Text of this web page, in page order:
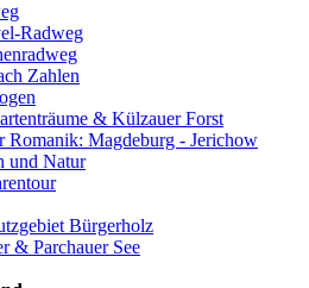
Radweg
Zahlen
& Külzauer Forst
Romanik: Magdeburg - Jerichow
und Natur
Bürgerholz
& Parchauer See